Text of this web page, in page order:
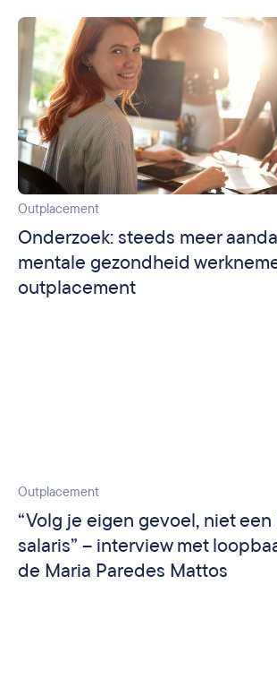
Outplacement
Onderzoek: steeds meer
mentale gezondheid
outplacement
Outplacement
“Volg je eigen gevoel, niet
salaris” – interview met
de Maria Paredes Mattos